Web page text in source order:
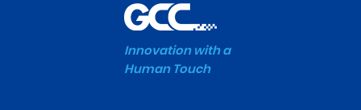
Innovation with a
Human Touch